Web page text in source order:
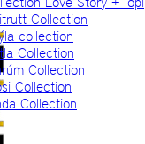
Collection
collection
Collection
Collection
Collection
Collection